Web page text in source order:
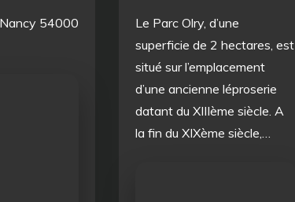
54000
Le Parc Olry, d’une
superficie de 2 hectares, est
situé sur l’emplacement
d’une ancienne léproserie
datant du XIIIème siècle. A
la fin du XIXème siècle,…